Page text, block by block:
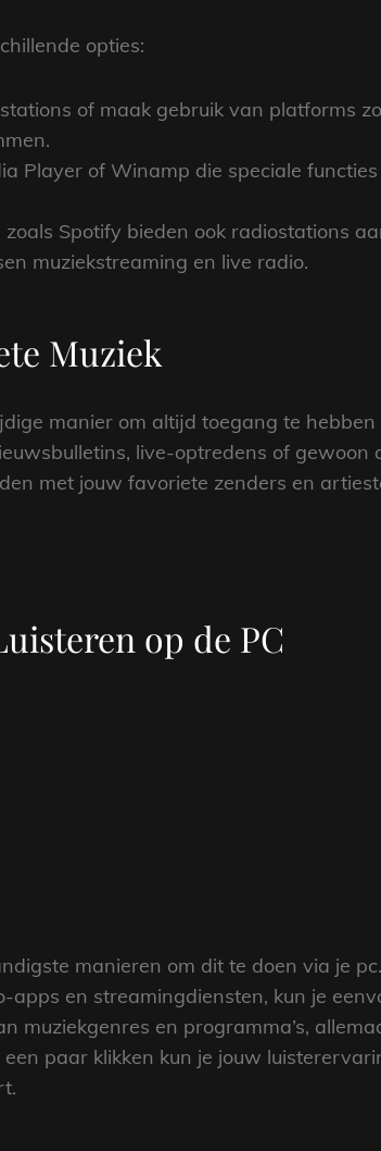
opties:
of maak gebruik van platforms
Player of Winamp die speciale
Spotify bieden ook radiostations
muziekstreaming en live radio.
Muziek
manier om altijd toegang te
live-optredens of gewoon
met jouw favoriete zenders en
op de PC
manieren om dit te doen via je
en streamingdiensten, kun je
muziekgenres en programma’s,
paar klikken kun je jouw